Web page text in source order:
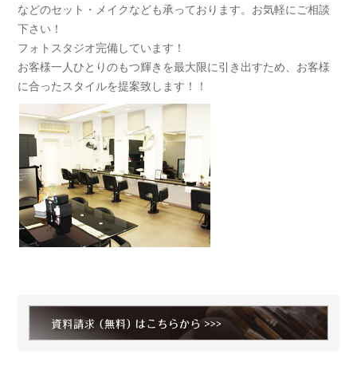
などのセット・メイクなども承っております。お気軽にご相談
下さい！
フォトスタジオ完備しています！
お客様一人ひとりのもつ輝きを最大限に引き出すため、お客様
に合ったスタイルを提案致します！！